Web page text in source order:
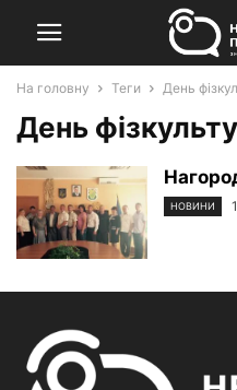
На головну Теги День
День
НОВИНИ